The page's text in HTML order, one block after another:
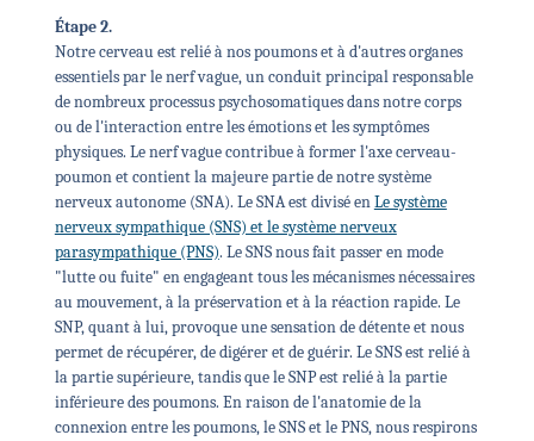
Étape 2.
Notre cerveau est relié à nos poumons et à d'autres organes
essentiels par le nerf vague, un conduit principal responsable
de nombreux processus psychosomatiques dans notre corps
ou de l'interaction entre les émotions et les symptômes
physiques. Le nerf vague contribue à former l'axe cerveau-
poumon et contient la majeure partie de notre système
nerveux autonome (SNA). Le SNA est divisé enLe système
nerveux sympathique (SNS) et le système nerveux
parasympathique (PNS). Le SNS nous fait passer en mode
"lutte ou fuite" en engageant tous les mécanismes nécessaires
au mouvement, à la préservation et à la réaction rapide. Le
SNP, quant à lui, provoque une sensation de détente et nous
permet de récupérer, de digérer et de guérir. Le SNS est relié à
la partie supérieure, tandis que le SNP est relié à la partie
inférieure des poumons. En raison de l'anatomie de la
connexion entre les poumons, le SNS et le PNS, nous respirons